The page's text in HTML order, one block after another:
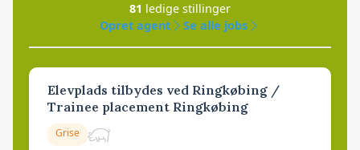
81 ledige stillinger
Opret agent
Se alle jobs
Elevplads tilbydes ved Ringkøbing /
Trainee placement Ringkøbing
Grise